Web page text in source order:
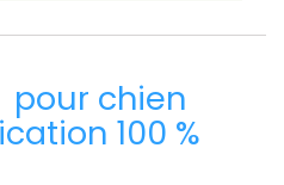
chien
100 %